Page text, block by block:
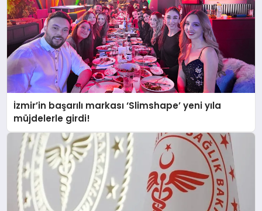
İzmir’in başarılı markası ‘Slimshape’ yeni yıla
müjdelerle girdi!